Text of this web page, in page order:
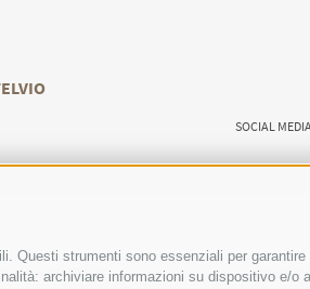
Questi strumenti sono essenziali per
archiviare informazioni su dispositivo e/
SOCIAL
VISITATORI